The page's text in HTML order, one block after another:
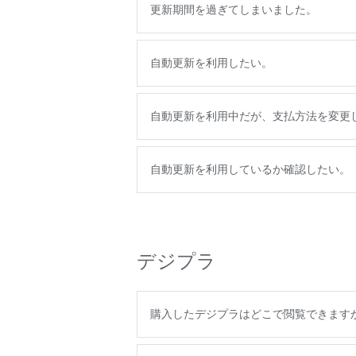
更新期間を過ぎてしまいました。
自動更新を利用したい。
自動更新を利用中だが、支払方法を変更
自動更新を利用しているか確認したい。
デジプラ
購入したデジプラはどこで閲覧できます